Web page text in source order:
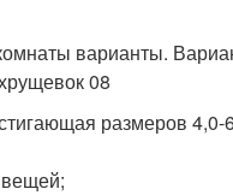
размеров 4,0-